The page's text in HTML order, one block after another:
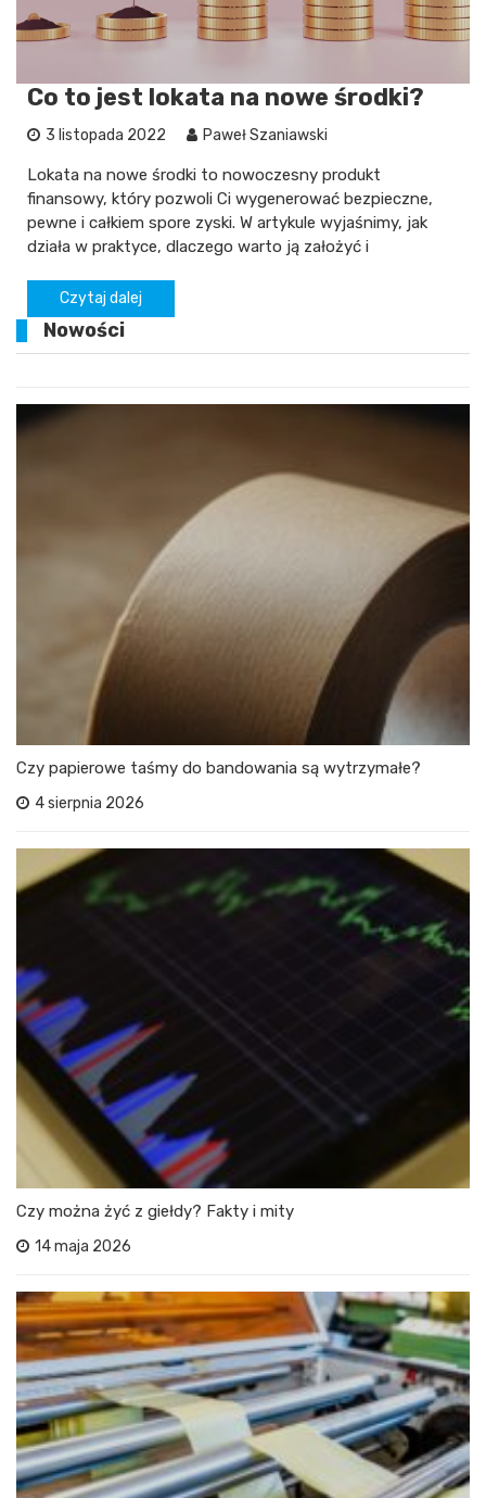
Co to jest lokata na nowe środki?
3 listopada 2022 Paweł Szaniawski
Lokata na nowe środki to nowoczesny produkt
finansowy, który pozwoli Ci wygenerować bezpieczne,
pewne i całkiem spore zyski. W artykule wyjaśnimy, jak
działa w praktyce, dlaczego warto ją założyć i
Czytaj dalej
Nowości
Czy papierowe taśmy do bandowania są wytrzymałe?
4 sierpnia 2026
Czy można żyć z giełdy? Fakty i mity
14 maja 2026